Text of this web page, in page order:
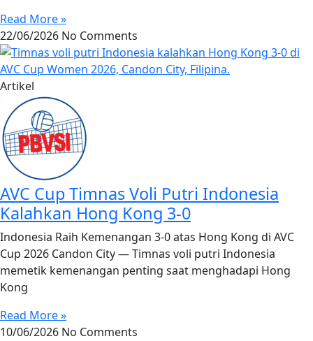
Read More »
22/06/2026 No Comments
Artikel
AVC Cup Timnas Voli Putri Indonesia
Kalahkan Hong Kong 3-0
Indonesia Raih Kemenangan 3-0 atas Hong Kong di AVC
Cup 2026 Candon City — Timnas voli putri Indonesia
memetik kemenangan penting saat menghadapi Hong
Kong
Read More »
10/06/2026 No Comments